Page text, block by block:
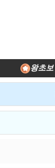
왕초보